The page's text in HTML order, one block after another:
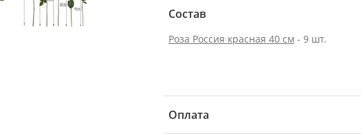
Состав
Роза Россия красная 40 см - 9 шт.
Оплата